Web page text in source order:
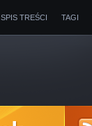
SPIS TREŚCI TAGI